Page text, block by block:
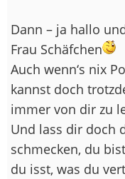
Dann – ja hallo
Frau Schäfchen
Auch wenn‘s nix
kannst doch
immer von dir zu
Und lass dir doch
schmecken, du
du isst, was du